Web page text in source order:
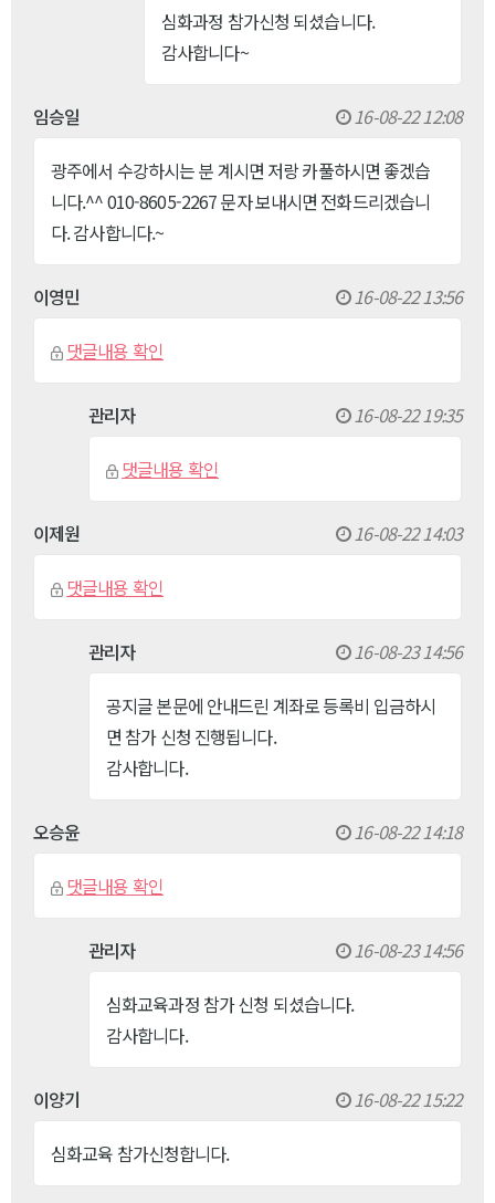
심화과정 참가신청 되셨습니다.
감사합니다~
임승일 16-08-22 12:08
광주에서 수강하시는 분 계시면 저랑 카풀하시면 좋겠습
니다.^^ 010-8605-2267 문자 보내시면 전화드리겠습니
다. 감사합니다.~
이영민 16-08-22 13:56
댓글내용 확인
관리자 16-08-22 19:35
댓글내용 확인
이제원 16-08-22 14:03
댓글내용 확인
관리자 16-08-23 14:56
공지글 본문에 안내드린 계좌로 등록비 입금하시
면 참가 신청 진행됩니다.
감사합니다.
오승윤 16-08-22 14:18
댓글내용 확인
관리자 16-08-23 14:56
심화교육과정 참가 신청 되셨습니다.
감사합니다.
이양기 16-08-22 15:22
심화교육 참가신청합니다.